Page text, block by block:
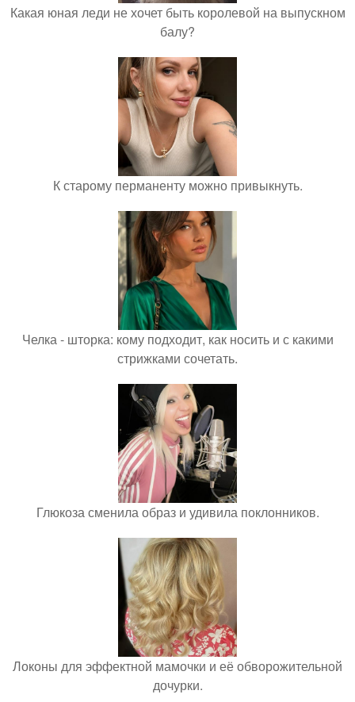
Какая юная леди не хочет быть королевой на выпускном
балу?
К старому перманенту можно привыкнуть.
Челка - шторка: кому подходит, как носить и с какими
стрижками сочетать.
Глюкоза сменила образ и удивила поклонников.
Локоны для эффектной мамочки и её обворожительной
дочурки.